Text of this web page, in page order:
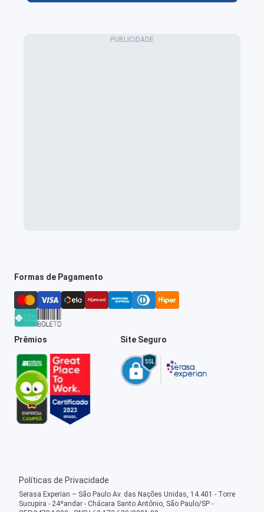
Formas de Pagamento
Prêmios Site Seguro
Políticas de Privacidade
Serasa Experian – São Paulo Av. das Nações Unidas, 14.401 - Torre
Sucupira - 24ºandar - Chácara Santo Antônio, São Paulo/SP -